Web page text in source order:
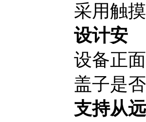
采用触
设计安
设备正
盖子是
支持从